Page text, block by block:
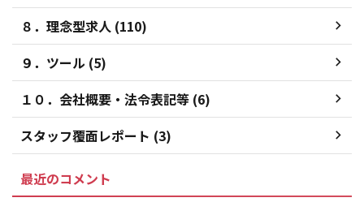
８．理念型求人 (110)
９．ツール (5)
１０．会社概要・法令表記等 (6)
スタッフ覆面レポート (3)
最近のコメント